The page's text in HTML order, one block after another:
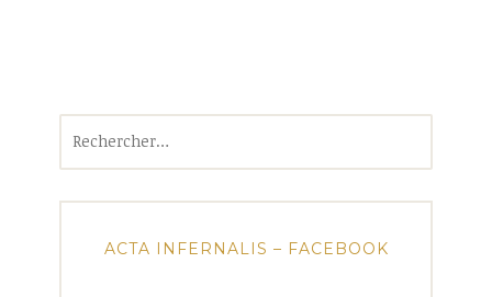
ACTA INFERNALIS – FACEBOOK